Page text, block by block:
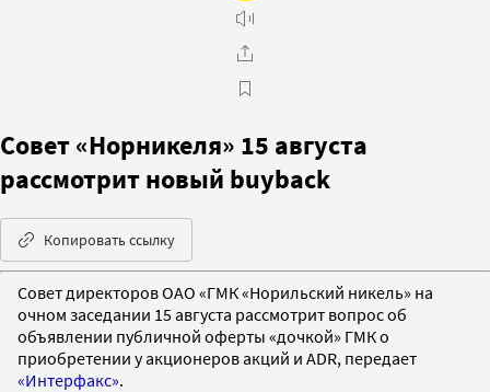
Совет «Норникеля» 15 августа
рассмотрит новый buyback
Копировать ссылку
Совет директоров ОАО «ГМК «Норильский никель» на
очном заседании 15 августа рассмотрит вопрос об
объявлении публичной оферты «дочкой» ГМК о
приобретении у акционеров акций и ADR, передает
«Интерфакс».